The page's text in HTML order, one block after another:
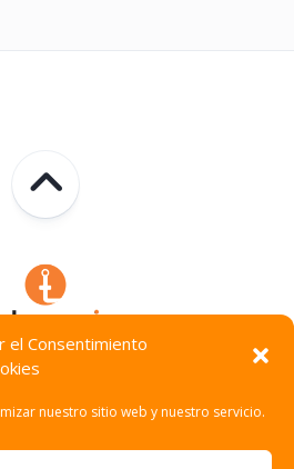
el Consentimiento
nuestro sitio web y nuestro servicio.
Los Derechos Reservados.